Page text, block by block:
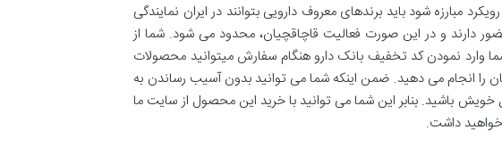
مبارزه شود باید برندهای معروف دارویی بتوانند در ایران نمایندگی
دارند و در این صورت فعالیت قاچاقچیان، محدود می شود. شما از
وارد نمودن کد تخفیف بانک دارو هنگام سفارش میتوانید محصولات
را انجام می دهید. ضمن اینکه شما می توانید بدون آسیب رساندن به
باشید. بنابر این شما می توانید با خرید این محصول از سایت ما
داشت.